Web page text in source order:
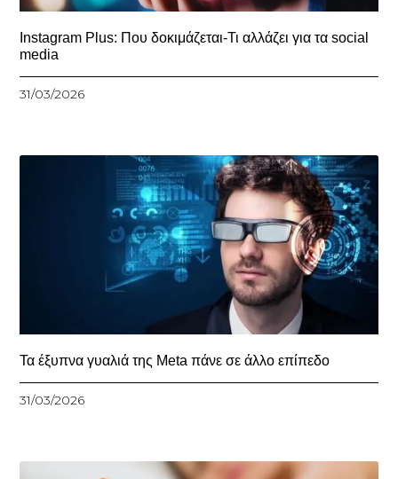
Instagram Plus: Που δοκιμάζεται-Τι αλλάζει για τα social
media
31/03/2026
Τα έξυπνα γυαλιά της Meta πάνε σε άλλο επίπεδο
31/03/2026